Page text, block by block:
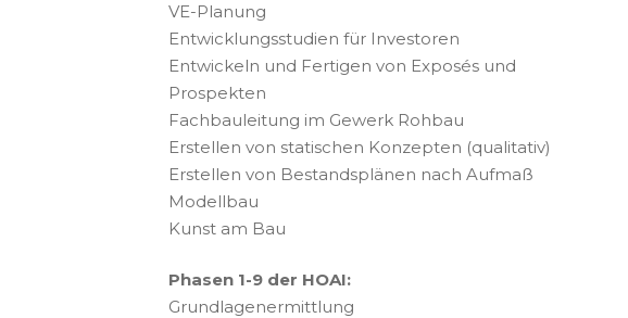
VE-Planung
Entwicklungsstudien für Investoren
Entwickeln und Fertigen von Exposés und
Prospekten
Fachbauleitung im Gewerk Rohbau
Erstellen von statischen Konzepten (qualitativ)
Erstellen von Bestandsplänen nach Aufmaß
Modellbau
Kunst am Bau
Phasen 1-9 der HOAI:
Grundlagenermittlung